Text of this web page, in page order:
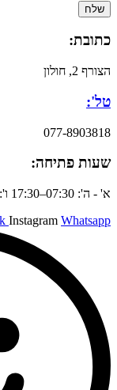
שלח
כתובת:
הצורף 2, חולון
טל':
077-8903818
שעות פתיחה:
א' - ה': 07:30–17:30 ו': 07:30-13:30
Instagram Whatsapp